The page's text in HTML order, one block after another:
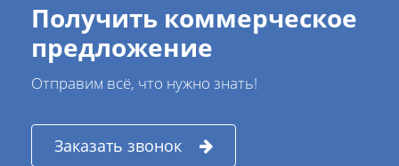
Получить коммерческое
предложение
Отправим всё, что нужно знать!
Заказать звонок